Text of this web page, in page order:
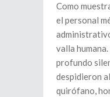
Como
el personal
valla
profundo
despidieron
quirófano,